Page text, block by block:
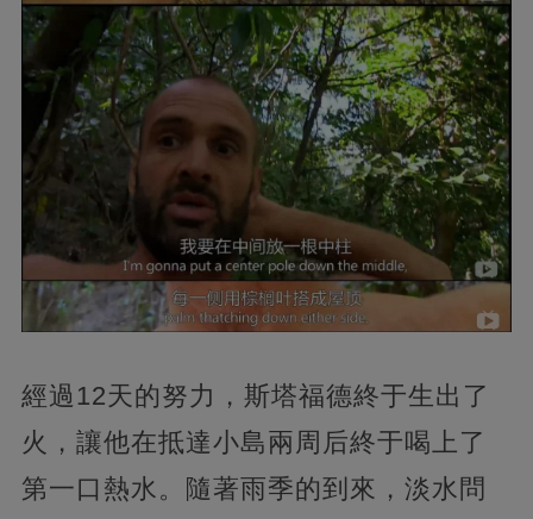
經過12天的努力，斯塔福德終于生出了
火，讓他在抵達小島兩周后終于喝上了
第一口熱水。隨著雨季的到來，淡水問